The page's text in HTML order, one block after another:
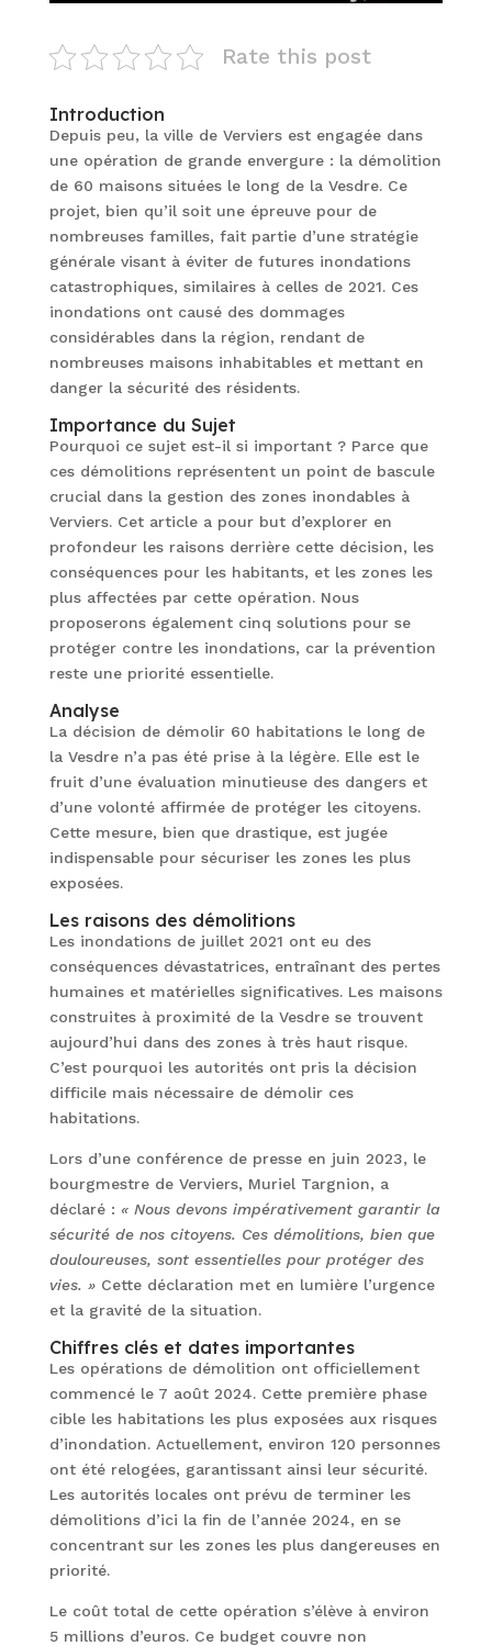
Rate this post
Introduction
Depuis peu, la ville de Verviers est engagée dans
une opération de grande envergure : la démolition
de 60 maisons situées le long de la Vesdre. Ce
projet, bien qu’il soit une épreuve pour de
nombreuses familles, fait partie d’une stratégie
générale visant à éviter de futures inondations
catastrophiques, similaires à celles de 2021. Ces
inondations ont causé des dommages
considérables dans la région, rendant de
nombreuses maisons inhabitables et mettant en
danger la sécurité des résidents.
Importance du Sujet
Pourquoi ce sujet est-il si important ? Parce que
ces démolitions représentent un point de bascule
crucial dans la gestion des zones inondables à
Verviers. Cet article a pour but d’explorer en
profondeur les raisons derrière cette décision, les
conséquences pour les habitants, et les zones les
plus affectées par cette opération. Nous
proposerons également cinq solutions pour se
protéger contre les inondations, car la prévention
reste une priorité essentielle.
Analyse
La décision de démolir 60 habitations le long de
la Vesdre n’a pas été prise à la légère. Elle est le
fruit d’une évaluation minutieuse des dangers et
d’une volonté affirmée de protéger les citoyens.
Cette mesure, bien que drastique, est jugée
indispensable pour sécuriser les zones les plus
exposées.
Les raisons des démolitions
Les inondations de juillet 2021 ont eu des
conséquences dévastatrices, entraînant des pertes
humaines et matérielles significatives. Les maisons
construites à proximité de la Vesdre se trouvent
aujourd’hui dans des zones à très haut risque.
C’est pourquoi les autorités ont pris la décision
difficile mais nécessaire de démolir ces
habitations.
Lors d’une conférence de presse en juin 2023, le
bourgmestre de Verviers, Muriel Targnion, a
déclaré : « Nous devons impérativement garantir la
sécurité de nos citoyens. Ces démolitions, bien que
douloureuses, sont essentielles pour protéger des
vies. »Cette déclaration met en lumière l’urgence
et la gravité de la situation.
Chiffres clés et dates importantes
Les opérations de démolition ont officiellement
commencé le 7 août 2024. Cette première phase
cible les habitations les plus exposées aux risques
d’inondation. Actuellement, environ 120 personnes
ont été relogées, garantissant ainsi leur sécurité.
Les autorités locales ont prévu de terminer les
démolitions d’ici la fin de l’année 2024, en se
concentrant sur les zones les plus dangereuses en
priorité.
Le coût total de cette opération s’élève à environ
5 millions d’euros. Ce budget couvre non